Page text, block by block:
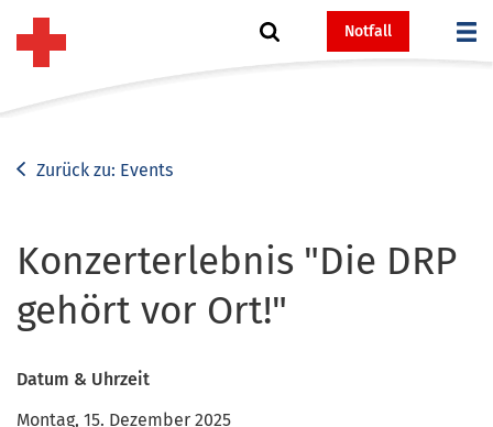
Notfall
Zurück zu: Events
Konzerterlebnis "Die DRP
gehört vor Ort!"
Datum & Uhrzeit
Montag, 15. Dezember 2025